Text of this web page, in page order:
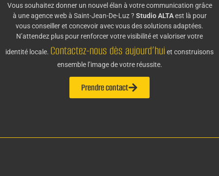
Vous souhaitez donner un nouvel élan à votre communication grâce
à une agence web à Saint-Jean-De-Luz ? Studio ALTAest là pour
vous conseiller et concevoir avec vous des solutions adaptées.
N’attendez plus pour renforcer votre visibilité et valoriser votre
identité locale. Contactez-nous dès aujourd’hui et construisons
ensemble l’image de votre réussite.
Prendre contact